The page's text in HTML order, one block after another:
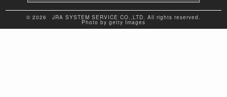
© 2026 JRA SYSTEM SERVICE CO.,LTD. All rights reserved.
Photo by getty Images